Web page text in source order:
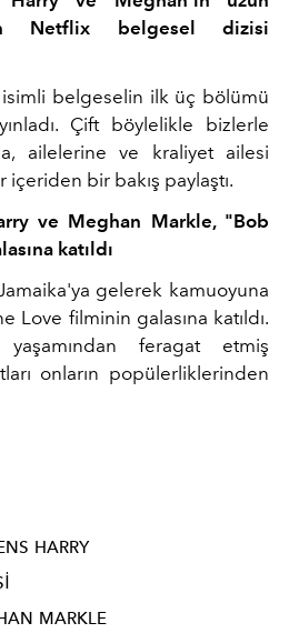
Netflix belgesel dizisi
isimli belgeselin ilk üç bölümü
Çift böylelikle bizlerle
ailelerine ve kraliyet ailesi
içeriden bir bakış paylaştı.
ve Meghan Markle, "Bob
katıldı
gelerek kamuoyuna
Love filminin galasına katıldı.
feragat etmiş
onların popülerliklerinden
HARRY
MARKLE